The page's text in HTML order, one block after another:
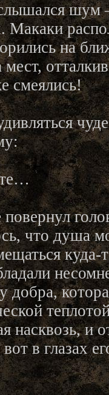
шум
Макаки
на
мест,
смеялись!
что душа
куда-
добра,
насквозь, и
в глазах